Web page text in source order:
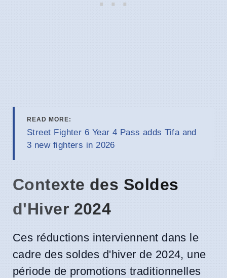
READ MORE:
Street Fighter 6 Year 4 Pass adds Tifa and
3 new fighters in 2026
Contexte des Soldes
d'Hiver 2024
Ces réductions interviennent dans le
cadre des soldes d'hiver de 2024, une
période de promotions traditionnelles